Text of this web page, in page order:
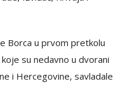
Borca u prvom pretkolu
su nedavno u dvorani
i Hercegovine, savladale